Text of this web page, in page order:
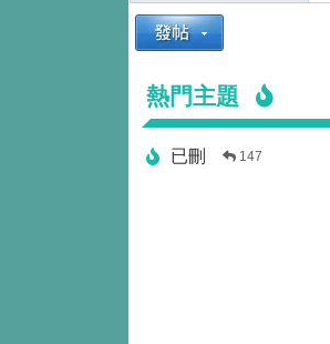
熱門主題
已刪 147